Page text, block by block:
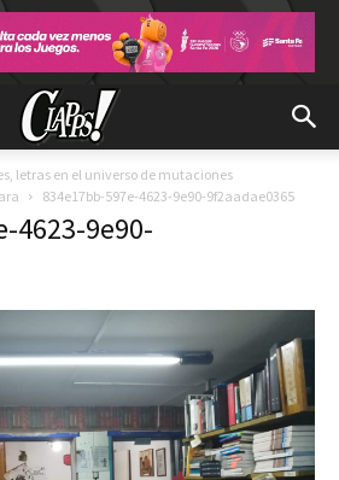
letras en el universo de mutaciones
834e17bb-597e-4623-9e90-9f2aadae0365
4623-9e90-